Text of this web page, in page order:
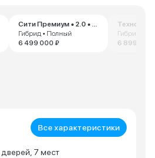
Сити Премиум • 2.0 • AT
Гибрид • Полный
6 499 000 ₽
Гибрид •
6 899 000
Все характеристики
7 мест